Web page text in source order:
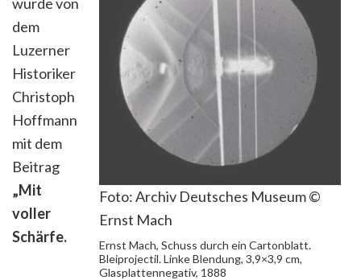
Foto: Archiv Deutsches Museum ©
Ernst Mach
Ernst Mach, Schuss durch ein Cartonblatt.
Bleiprojectil. Linke Blendung, 3,9×3,9 cm,
Glasplattennegativ, 1888
dem
Luzerner
Historiker
Christoph
Hoffmann
mit dem
Beitrag
„Mit
voller
Schärfe.